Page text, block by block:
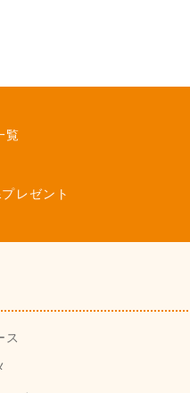
覧
レゼント
ス